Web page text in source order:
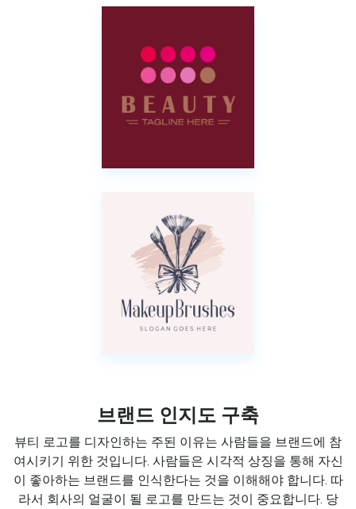
브랜드 인지도 구축
뷰티 로고를 디자인하는 주된 이유는 사람들을 브랜드에 참
여시키기 위한 것입니다. 사람들은 시각적 상징을 통해 자신
이 좋아하는 브랜드를 인식한다는 것을 이해해야 합니다. 따
라서 회사의 얼굴이 될 로고를 만드는 것이 중요합니다. 당